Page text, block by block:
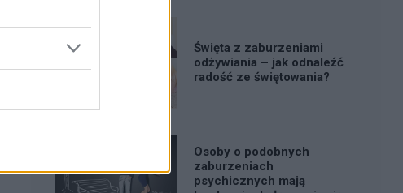
Święta z zaburzeniami
odżywiania – jak odnaleźć
radość ze świętowania?
Osoby o podobnych
zaburzeniach
psychicznych mają